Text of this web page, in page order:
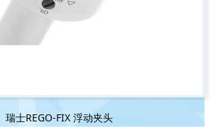
瑞士REGO-FIX 浮动夹头